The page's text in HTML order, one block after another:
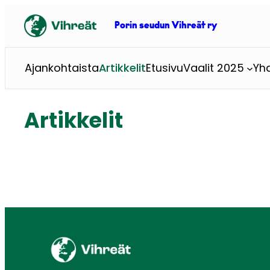
sisältöön
Porin seudun Vihreät ry
AjankohtaistaArtikkelitEtusivuVaalit 2025
Artikkelit